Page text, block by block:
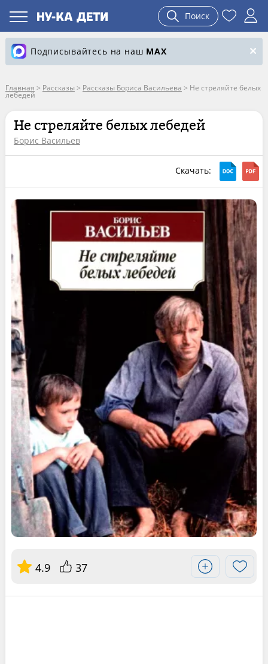
Поиск
Подписывайтесь на наш MAX
Главная > Рассказы > Рассказы Бориса Васильева > Не стреляйте белых
лебедей
Не стреляйте белых лебедей
Борис Васильев
Скачать:
4.9 37